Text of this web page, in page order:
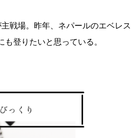
戦場。昨年、ネパールのエベレス
登りたいと思っている。